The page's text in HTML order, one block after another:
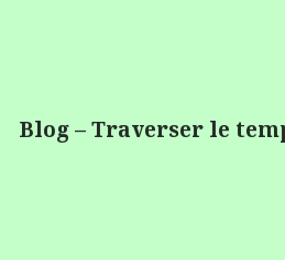
Blog – Traverser le